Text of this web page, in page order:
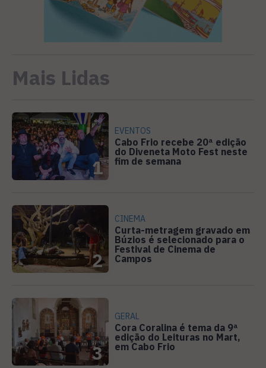
Mais Lidas
1
EVENTOS
Cabo Frio recebe 20ª edição
do Diveneta Moto Fest neste
fim de semana
2
CINEMA
Curta-metragem gravado em
Búzios é selecionado para o
Festival de Cinema de
Campos
3
GERAL
Cora Coralina é tema da 9ª
edição do Leituras no Mart,
em Cabo Frio